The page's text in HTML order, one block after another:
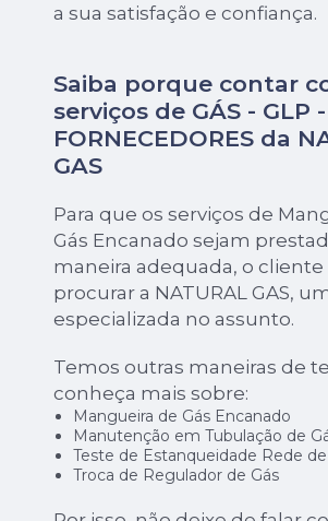
a sua satisfação e confiança.
Saiba porque contar
serviços de GÁS - GLP -
FORNECEDORES da
GAS
Para que os serviços de
Gás Encanado sejam
maneira adequada, o cliente
procurar a NATURAL GAS,
especializada no assunto.
Temos outras maneiras de
conheça mais sobre:
Mangueira de Gás Encanado
Manutenção em Tubulação de
Teste de Estanqueidade Rede de
Troca de Regulador de Gás